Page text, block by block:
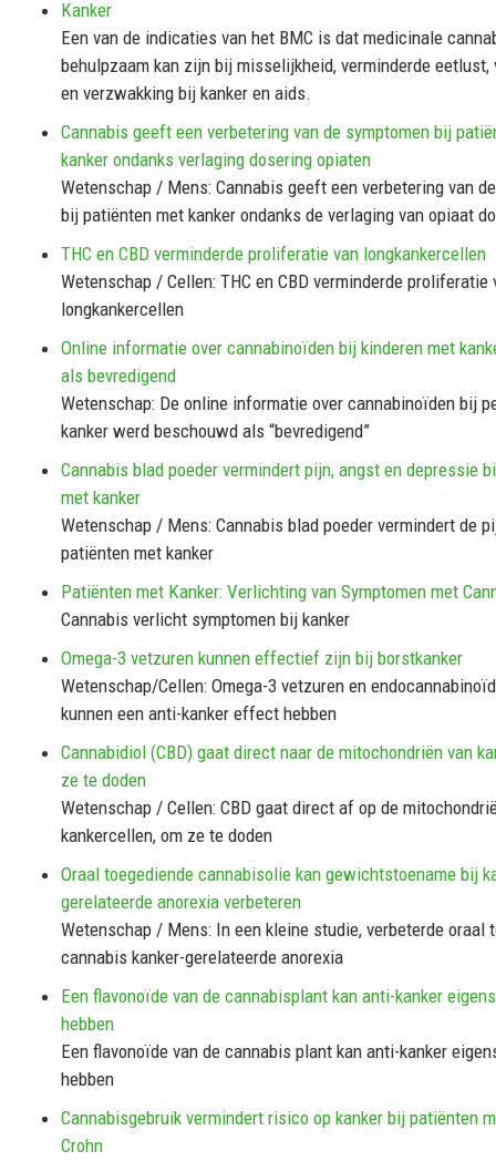
Kanker
Een van de indicaties van het BMC is dat medicinale
behulpzaam kan zijn bij misselijkheid, verminderde eetlust,
en verzwakking bij kanker en aids.
Cannabis geeft een verbetering van de symptomen bij
kanker ondanks verlaging dosering opiaten
Wetenschap / Mens: Cannabis geeft een verbetering van
bij patiënten met kanker ondanks de verlaging van opiaat
THC en CBD verminderde proliferatie van longkankercellen
Wetenschap / Cellen: THC en CBD verminderde proliferatie
longkankercellen
Online informatie over cannabinoïden bij kinderen met
als bevredigend
Wetenschap: De online informatie over cannabinoïden bij
kanker werd beschouwd als “bevredigend”
Cannabis blad poeder vermindert pijn, angst en depressie
met kanker
Wetenschap / Mens: Cannabis blad poeder vermindert de
patiënten met kanker
Patiënten met Kanker: Verlichting van Symptomen met
Cannabis verlicht symptomen bij kanker
Omega-3 vetzuren kunnen effectief zijn bij borstkanker
Wetenschap/Cellen: Omega-3 vetzuren en
kunnen een anti-kanker effect hebben
Cannabidiol (CBD) gaat direct naar de mitochondriën van
ze te doden
Wetenschap / Cellen: CBD gaat direct af op de
kankercellen, om ze te doden
Oraal toegediende cannabisolie kan gewichtstoename bij
gerelateerde anorexia verbeteren
Wetenschap / Mens: In een kleine studie, verbeterde oraal
cannabis kanker-gerelateerde anorexia
Een flavonoïde van de cannabisplant kan anti-kanker
hebben
Een flavonoïde van de cannabis plant kan anti-kanker
hebben
Cannabisgebruik vermindert risico op kanker bij patiënten
Crohn